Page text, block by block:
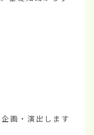
画・演出します